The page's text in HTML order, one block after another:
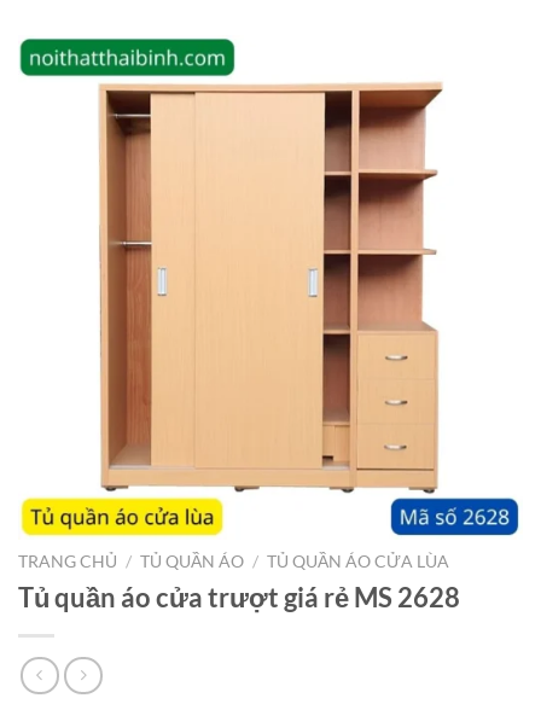
TRANG CHỦ / TỦ QUẦN ÁO / TỦ QUẦN ÁO CỬA LÙA
Tủ quần áo cửa trượt giá rẻ MS 2628